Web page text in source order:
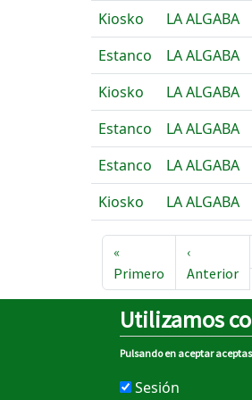
Kiosko LA ALGABA
Estanco
LA ALGABA
Kiosko
LA ALGABA
Estanco
LA ALGABA
Estanco
LA ALGABA
Kiosko
LA ALGABA
Paginación
«
Primero Primera
‹
Anterior
Sobre el portal
Utilizamos
Pulsando en aceptar
Sesión